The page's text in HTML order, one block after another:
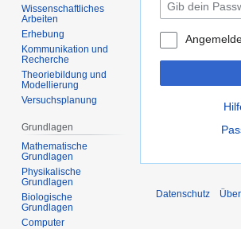
Wissenschaftliches
Arbeiten
Erhebung
Kommunikation und
Recherche
Theoriebildung und
Modellierung
Versuchsplanung
Grundlagen
Mathematische
Grundlagen
Physikalische
Grundlagen
Biologische
Grundlagen
Computer
Datenschutz